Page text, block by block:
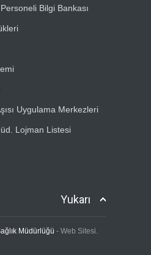
Personeli Bilgi Bankası
Uygulama Merkezleri
Lojman Listesi
Yukarı
Müdürlüğü - Web Sitesi.